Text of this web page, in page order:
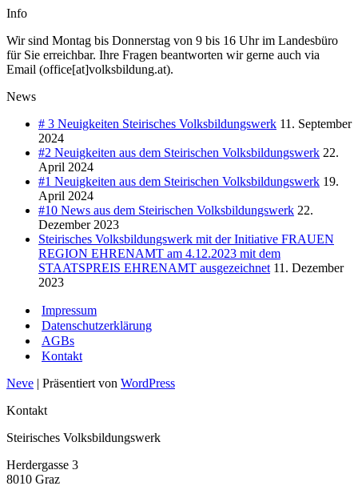
Info
Wir sind Montag bis Donnerstag von 9 bis 16 Uhr im Landesbüro
für Sie erreichbar. Ihre Fragen beantworten wir gerne auch via
Email (office[at]volksbildung.at).
News
# 3 Neuigkeiten Steirisches Volksbildungswerk 11. September
2024
#2 Neuigkeiten aus dem Steirischen Volksbildungswerk 22.
April 2024
#1 Neuigkeiten aus dem Steirischen Volksbildungswerk 19.
April 2024
#10 News aus dem Steirischen Volksbildungswerk 22.
Dezember 2023
Steirisches Volksbildungswerk mit der Initiative FRAUEN
REGION EHRENAMT am 4.12.2023 mit dem
STAATSPREIS EHRENAMT ausgezeichnet 11. Dezember
2023
Impressum
Datenschutzerklärung
AGBs
Kontakt
Neve | Präsentiert von WordPress
Kontakt
Steirisches Volksbildungswerk
Herdergasse 3
8010 Graz